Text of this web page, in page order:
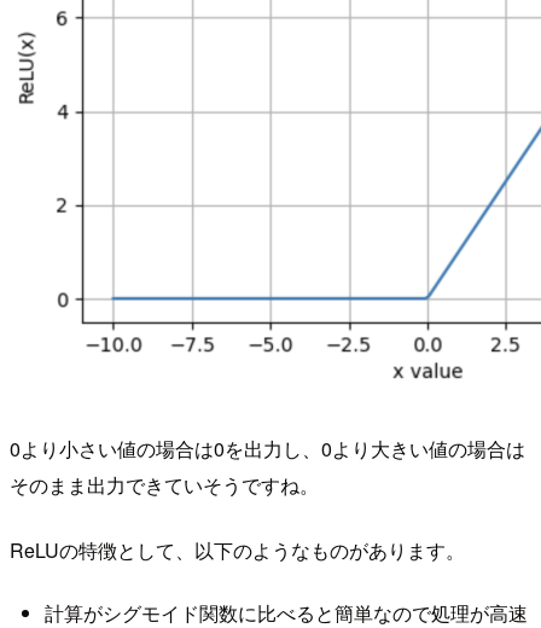
0より小さい値の場合は0を出力し、0より大きい値の場合は
そのまま出力できていそうですね。
ReLUの特徴として、以下のようなものがあります。
計算がシグモイド関数に比べると簡単なので処理が高速